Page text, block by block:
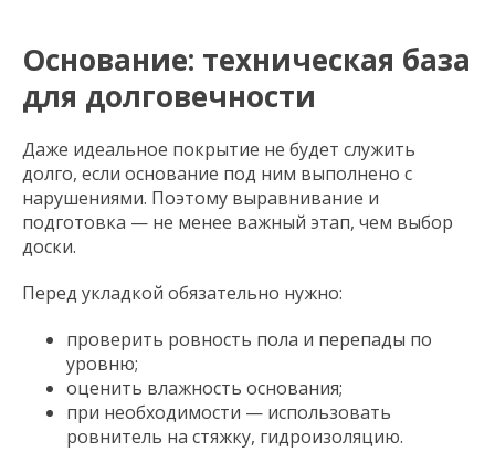
Основание: техническая база
для долговечности
Даже идеальное покрытие не будет служить
долго, если основание под ним выполнено с
нарушениями. Поэтому выравнивание и
подготовка — не менее важный этап, чем выбор
доски.
Перед укладкой обязательно нужно:
проверить ровность пола и перепады по
уровню;
оценить влажность основания;
при необходимости — использовать
ровнитель на стяжку, гидроизоляцию.